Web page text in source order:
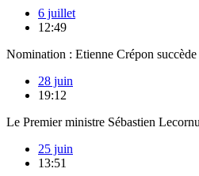
6 juillet
12:49
Nomination : Etienne Crépon succède
28 juin
19:12
Le Premier ministre Sébastien
25 juin
13:51